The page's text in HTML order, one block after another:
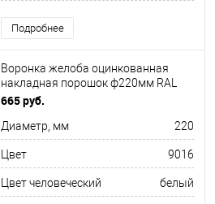
Подробнее
Воронка желоба оцинкованная
накладная порошок ф220мм RAL
9016
665 руб.
Диаметр, мм 220
Цвет 9016
Цвет человеческий белый